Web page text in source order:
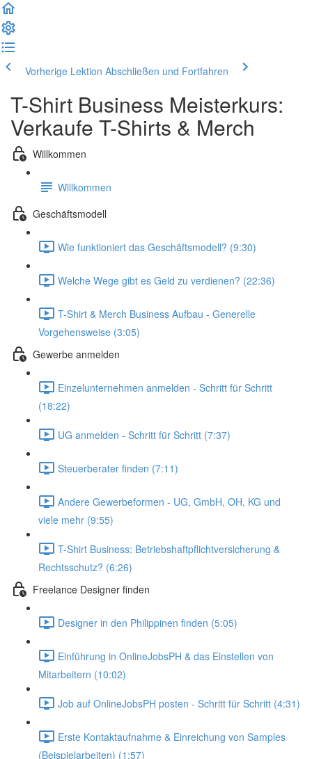
Vorherige Lektion Abschließen und Fortfahren
T-Shirt Business Meisterkurs:
Verkaufe T-Shirts & Merch
Willkommen
Willkommen
Geschäftsmodell
Wie funktioniert das Geschäftsmodell? (9:30)
Welche Wege gibt es Geld zu verdienen? (22:36)
T-Shirt & Merch Business Aufbau - Generelle
Vorgehensweise (3:05)
Gewerbe anmelden
Einzelunternehmen anmelden - Schritt für Schritt
(18:22)
UG anmelden - Schritt für Schritt (7:37)
Steuerberater finden (7:11)
Andere Gewerbeformen - UG, GmbH, OH, KG und
viele mehr (9:55)
T-Shirt Business: Betriebshaftpflichtversicherung &
Rechtsschutz? (6:26)
Freelance Designer finden
Designer in den Philippinen finden (5:05)
Einführung in OnlineJobsPH & das Einstellen von
Mitarbeitern (10:02)
Job auf OnlineJobsPH posten - Schritt für Schritt (4:31)
Erste Kontaktaufnahme & Einreichung von Samples
(Beispielarbeiten) (1:57)